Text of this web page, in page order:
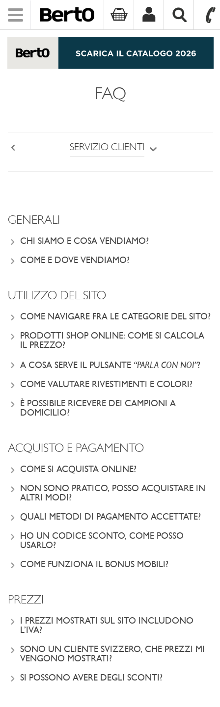
Toggle
navigation
FAQ
SERVIZIO CLIENTI
GENERALI
CHI SIAMO E COSA VENDIAMO?
COME E DOVE VENDIAMO?
UTILIZZO DEL SITO
COME NAVIGARE FRA LE CATEGORIE DEL SITO?
PRODOTTI SHOP ONLINE: COME SI CALCOLA
IL PREZZO?
A COSA SERVE IL PULSANTE “PARLA CON NOI”?
COME VALUTARE RIVESTIMENTI E COLORI?
È POSSIBILE RICEVERE DEI CAMPIONI A
DOMICILIO?
ACQUISTO E PAGAMENTO
COME SI ACQUISTA ONLINE?
NON SONO PRATICO, POSSO ACQUISTARE IN
ALTRI MODI?
QUALI METODI DI PAGAMENTO ACCETTATE?
HO UN CODICE SCONTO, COME POSSO
USARLO?
COME FUNZIONA IL BONUS MOBILI?
PREZZI
I PREZZI MOSTRATI SUL SITO INCLUDONO
L’IVA?
SONO UN CLIENTE SVIZZERO, CHE PREZZI MI
VENGONO MOSTRATI?
SI POSSONO AVERE DEGLI SCONTI?